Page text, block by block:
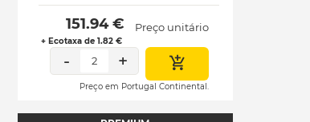
151.94 €
+ Ecotaxa de 1.82 €
Preço unitário
- 2 +
Preço em Portugal Continental.